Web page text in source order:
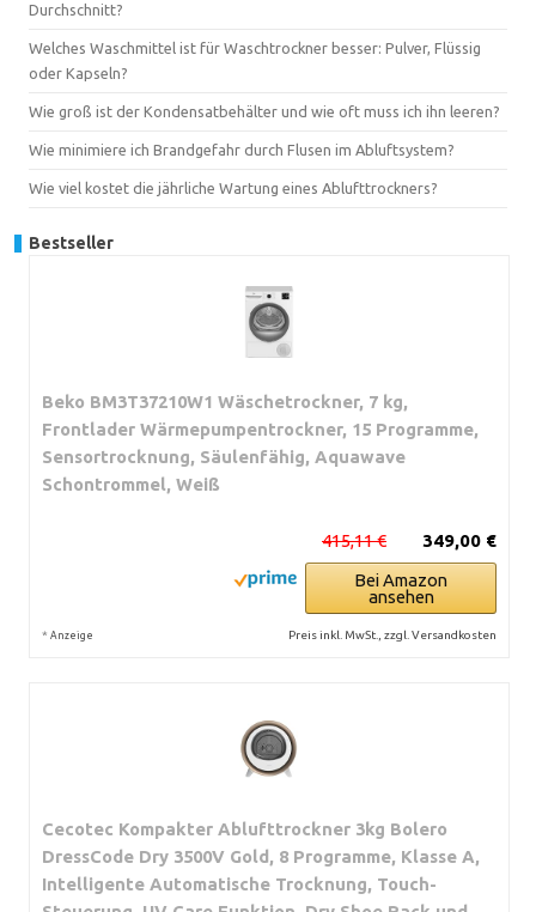
Durchschnitt?
Welches Waschmittel ist für Waschtrockner besser: Pulver, Flüssig
oder Kapseln?
Wie groß ist der Kondensatbehälter und wie oft muss ich ihn leeren?
Wie minimiere ich Brandgefahr durch Flusen im Abluftsystem?
Wie viel kostet die jährliche Wartung eines Ablufttrockners?
Bestseller
Beko BM3T37210W1 Wäschetrockner, 7 kg,
Frontlader Wärmepumpentrockner, 15 Programme,
Sensortrocknung, Säulenfähig, Aquawave
Schontrommel, Weiß
349,00 €
415,11 €
Bei Amazon
ansehen
* Anzeige Preis inkl. MwSt., zzgl. Versandkosten
Cecotec Kompakter Ablufttrockner 3kg Bolero
DressCode Dry 3500V Gold, 8 Programme, Klasse A,
Intelligente Automatische Trocknung, Touch-